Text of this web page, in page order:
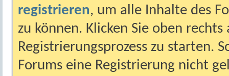
registrieren, um alle Inhalte des
zu können. Klicken Sie oben
Registrierungsprozess zu starten.
Forums eine Registrierung nicht